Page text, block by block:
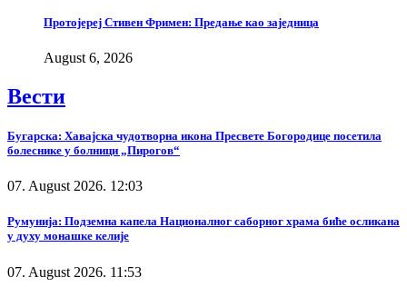
Протојереј Стивен Фримен: Предање као заједница
August 6, 2026
Вести
Бугарска: Хавајска чудотворна икона Пресвете Богородице посетила
болеснике у болници „Пирогов“
07. August 2026. 12:03
Румунија: Подземна капела Националног саборног храма биће осликана
у духу монашке келије
07. August 2026. 11:53